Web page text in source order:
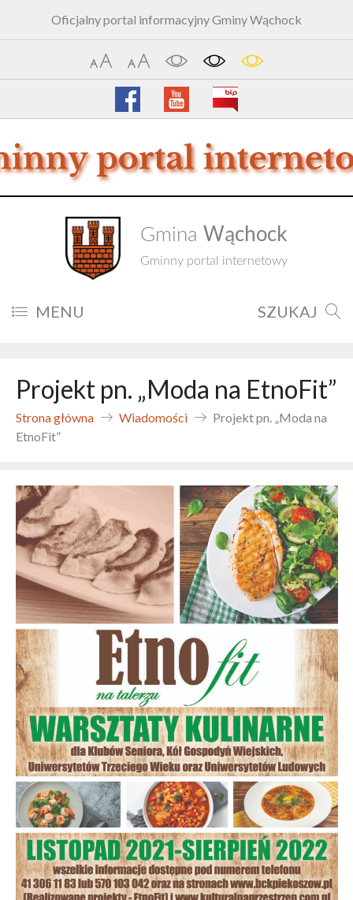
Oficjalny portal informacyjny Gminy Wąchock
Gmina Wąchock
Gminny portal internetowy
MENU SZUKAJ
Projekt pn. „Moda na EtnoFit”
Strona główna Wiadomości
Projekt pn. „Moda na
EtnoFit”